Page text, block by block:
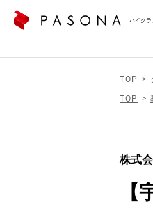
ハイクラ
TOP
TOP
株式